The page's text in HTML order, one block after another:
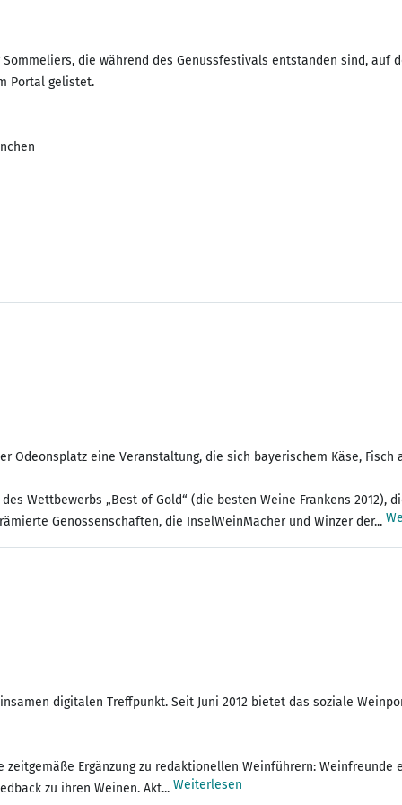
die während des Genussfestivals entstanden sind, auf
Portal gelistet.
Odeonsplatz eine Veranstaltung, die sich bayerischem Käse,
Wettbewerbs „Best of Gold“ (die besten Weine Frankens
Genossenschaften, die InselWeinMacher und Winzer der...
digitalen Treffpunkt. Seit Juni 2012 bietet das soziale
Ergänzung zu redaktionellen Weinführern:
zu ihren Weinen. Akt... Weiterlesen